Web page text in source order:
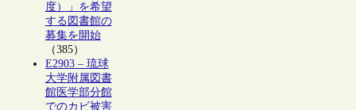
度）」を希望
する図書館の
募集を開始
（385）
E2903 – 琉球
大学附属図書
館医学部分館
でのカビ被害